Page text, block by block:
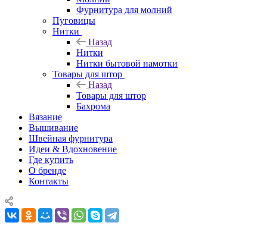
Фурнитура для молний
Пуговицы
Нитки
Назад
Нитки
Нитки бытовой намотки
Товары для штор
Назад
Товары для штор
Бахрома
Вязание
Вышивание
Швейная фурнитура
Идеи & Вдохновение
Где купить
О бренде
Контакты